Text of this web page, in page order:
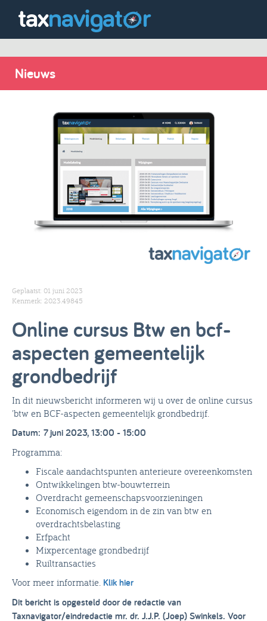
Nieuws
Geplaatst: 01 juni 2023
Kenmerk: 2023.49845
Online cursus Btw en bcf-
aspecten gemeentelijk
grondbedrijf
In dit nieuwsbericht informeren wij u over de online cursus
'btw en BCF-aspecten gemeentelijk grondbedrijf.
Datum: 7 juni 2023, 13:00 - 15:00
Programma:
Fiscale aandachtspunten anterieure overeenkomsten
Ontwikkelingen btw-bouwterrein
Overdracht gemeenschapsvoorzieningen
Economisch eigendom in de zin van btw en
overdrachtsbelasting
Erfpacht
Mixpercentage grondbedrijf
Ruiltransacties
Voor meer informatie. Klik hier
Dit bericht is opgesteld door de redactie van
Taxnavigator/eindredactie mr. dr. J.J.P. (Joep) Swinkels. Voor